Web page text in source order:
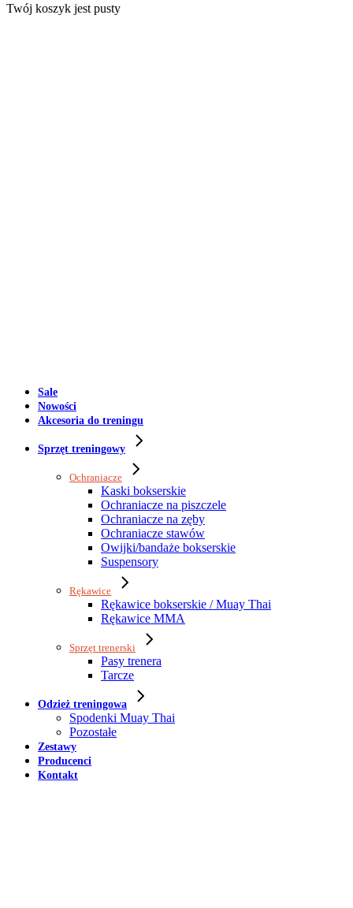
Twój koszyk jest pusty
Sale
Nowości
Akcesoria do treningu
Sprzęt treningowy
Ochraniacze
Kaski bokserskie
Ochraniacze na piszczele
Ochraniacze na zęby
Ochraniacze stawów
Owijki/bandaże bokserskie
Suspensory
Rękawice
Rękawice bokserskie / Muay Thai
Rękawice MMA
Sprzęt trenerski
Pasy trenera
Tarcze
Odzież treningowa
Spodenki Muay Thai
Pozostałe
Zestawy
Producenci
Kontakt